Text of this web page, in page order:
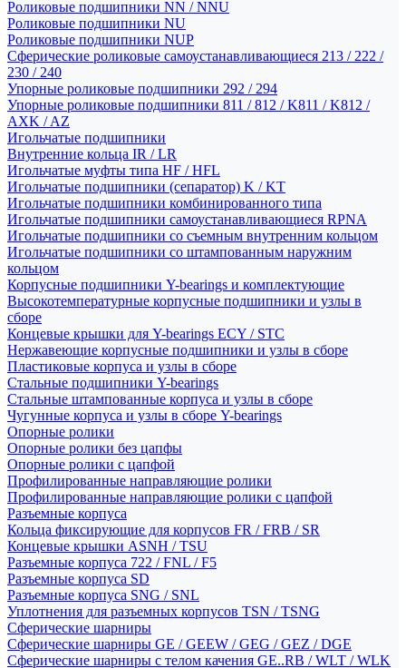
Роликовые подшипники NN / NNU
Роликовые подшипники NU
Роликовые подшипники NUP
Сферические роликовые самоустанавливающиеся 213 / 222 /
230 / 240
Упорные роликовые подшипники 292 / 294
Упорные роликовые подшипники 811 / 812 / K811 / K812 /
AXK / AZ
Игольчатые подшипники
Внутренние кольца IR / LR
Игольчатые муфты типа HF / HFL
Игольчатые подшипники (сепаратор) K / KT
Игольчатые подшипники комбинированного типа
Игольчатые подшипники самоустанавливающиеся RPNA
Игольчатые подшипники со съемным внутренним кольцом
Игольчатые подшипники со штампованным наружним
кольцом
Корпусные подшипники Y-bearings и комплектующие
Высокотемпературные корпусные подшипники и узлы в
сборе
Концевые крышки для Y-bearings ECY / STC
Нержавеющие корпусные подшипники и узлы в сборе
Пластиковые корпуса и узлы в сборе
Стальные подшипники Y-bearings
Стальные штампованные корпуса и узлы в сборе
Чугунные корпуса и узлы в сборе Y-bearings
Опорные ролики
Опорные ролики без цапфы
Опорные ролики с цапфой
Профилированные направляющие ролики
Профилированные направляющие ролики с цапфой
Разъемные корпуса
Кольца фиксирующие для корпусов FR / FRB / SR
Концевые крышки ASNH / TSU
Разъемные корпуса 722 / FNL / F5
Разъемные корпуса SD
Разъемные корпуса SNG / SNL
Уплотнения для разъемных корпусов TSN / TSNG
Сферические шарниры
Сферические шарниры GE / GEEW / GEG / GEZ / DGE
Сферические шарниры с телом качения GE..RB / WLT / WLK